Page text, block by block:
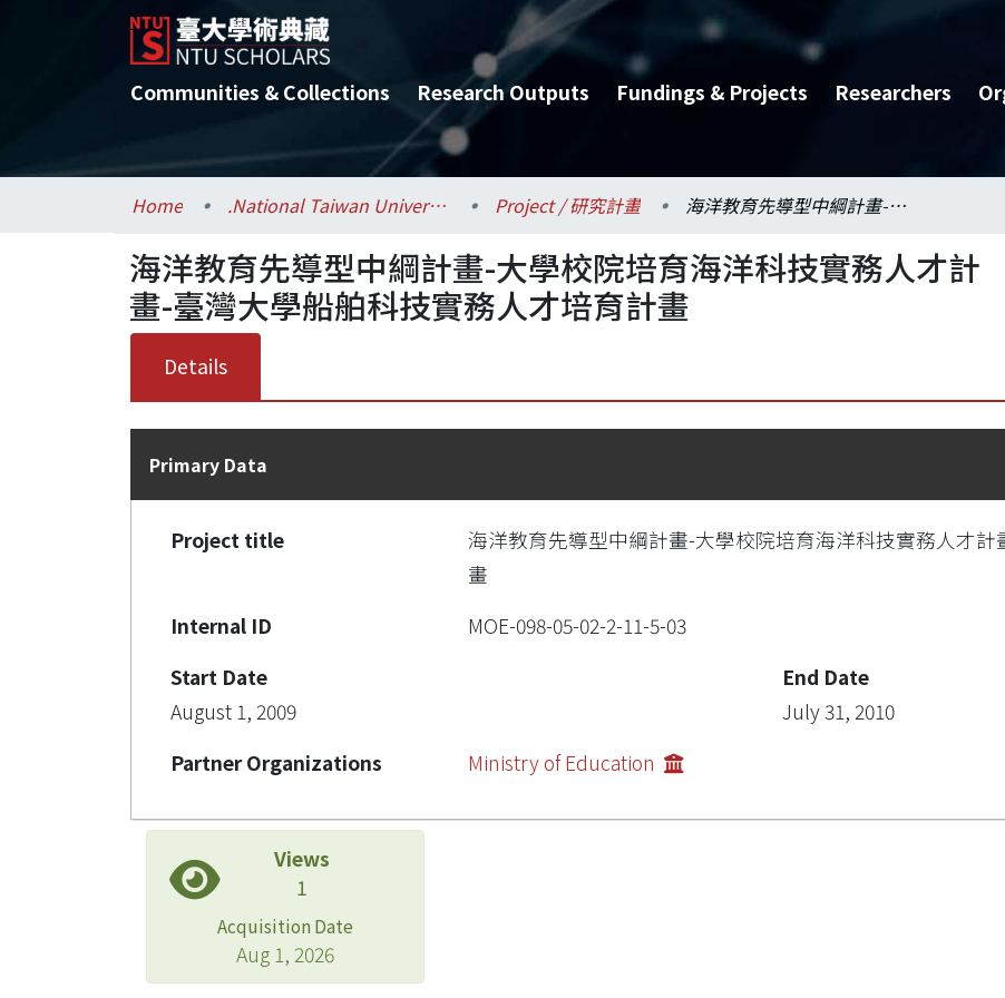
Communities & Collections Research Outputs Fundings & Projects Researchers
Home .National Taiwan University / 國立臺灣大學 Project / 研究計畫 海洋教育先導型中綱計畫-大學校院培育海洋科技實務人才計畫-臺灣大學船舶科技實務人才培育計畫
海洋教育先導型中綱計畫-大學校院培育海洋科技實務人才計
畫-臺灣大學船舶科技實務人才培育計畫
Details
Primary Data
Project title
海洋教育先導型中綱計畫-大學校院培育海洋科技實務人才
畫
Internal ID
MOE-098-05-02-2-11-5-03
Start Date
August 1, 2009
End Date
July 31, 2010
Partner Organizations
Ministry of Education
Views
1
Acquisition Date
Aug 1, 2026